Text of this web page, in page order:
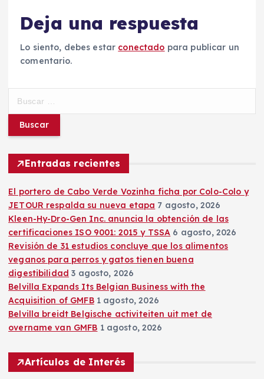
i
ó
n
d
e
e
n
t
r
a
d
a
s
Deja una respuesta
Lo siento, debes estar conectado para publicar un
comentario.
c
:
Entradas recientes
El portero de Cabo Verde Vozinha ficha por Colo-Colo y
JETOUR respalda su nueva etapa 7 agosto, 2026
Kleen-Hy-Dro-Gen Inc. anuncia la obtención de las
certificaciones ISO 9001: 2015 y TSSA 6 agosto, 2026
Revisión de 31 estudios concluye que los alimentos
veganos para perros y gatos tienen buena
digestibilidad 3 agosto, 2026
Belvilla Expands Its Belgian Business with the
Acquisition of GMFB 1 agosto, 2026
Belvilla breidt Belgische activiteiten uit met de
overname van GMFB 1 agosto, 2026
Artículos de Interés